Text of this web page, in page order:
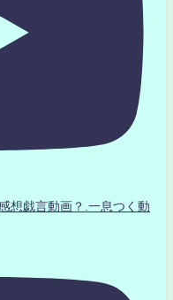
戯言動画？.一息つく動